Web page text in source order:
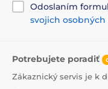
priblíži a
Bezpečnostný
malými
dostať a zjesť
Odoslaním
svojich osobných
Potrebujete poradiť
Zákaznický servis je k